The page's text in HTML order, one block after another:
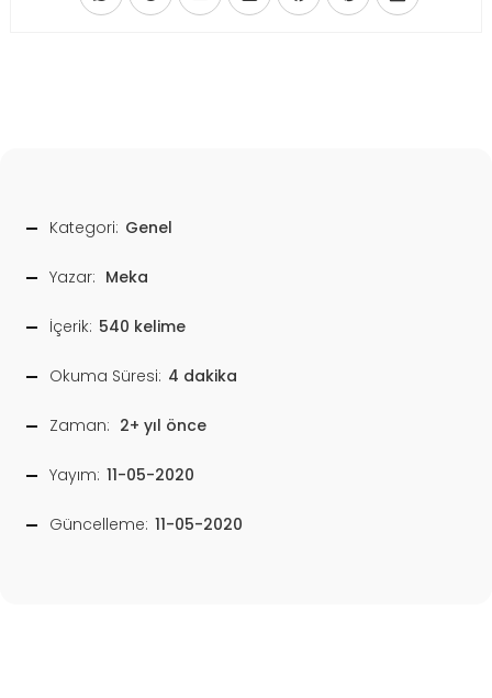
Kategori: Genel
Yazar: Meka
İçerik: 540 kelime
Okuma Süresi: 4 dakika
Zaman: 2+ yıl önce
Yayım: 11-05-2020
Güncelleme: 11-05-2020